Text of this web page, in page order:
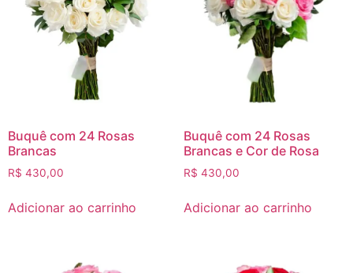
Buquê com 24 Rosas
Brancas
R$ 430,00
Adicionar ao carrinho
Buquê com 24 Rosas
Brancas e Cor de Rosa
R$ 430,00
Adicionar ao carrinho